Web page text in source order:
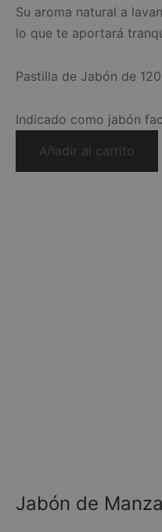
Su aroma natural a
lo que te aportará
Pastilla de Jabón de
Indicado como jabón
Añadir al carrito
Jabón de